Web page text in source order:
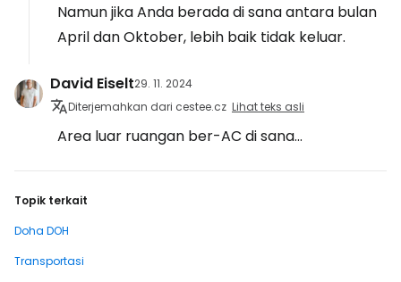
Namun jika Anda berada di sana antara bulan
April dan Oktober, lebih baik tidak keluar.
David Eiselt29. 11. 2024
Diterjemahkan dari cestee.cz Lihat teks asli
Area luar ruangan ber-AC di sana...
Topik terkait
Doha DOH
Transportasi